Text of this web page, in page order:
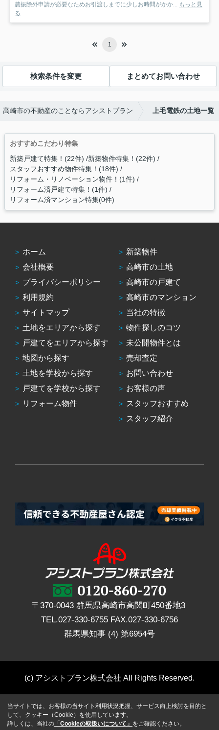
農振除外申請が必要なためお引渡しまでに少しお時間がかか...
もっと見
る
1
検索条件を変更 まとめてお問い合わせ
高崎市の不動産のことならアシストプラン 上毛電鉄の土地一覧
おすすめこだわり特集
新築戸建て特集！(22件) 新築物件特集！(22件)
スタッフおすすめ物件特集！(18件)
リフォーム・リノベーション物件！(1件)
リフォーム済戸建て特集！(1件)
リフォーム済マンション特集(0件)
ホーム
会社概要
プライバシーポリシー
利用規約
サイトマップ
土地をエリアから探す
戸建てをエリアから探す
地図から探す
土地を学校から探す
戸建てを学校から探す
リフォーム物件
新築物件
高崎市の土地
高崎市の戸建て
高崎市のマンション
当社の特徴
物件探しのコツ
未公開物件とは
売却査定
お問い合わせ
お客様の声
スタッフおすすめ
スタッフ紹介
〒370-0043 群馬県高崎市高関町450番地3
TEL.027-330-6755 FAX.027-330-6756
群馬県知事 (4) 第6954号
(c) アシストプラン株式会社 All Rights Reserved.
当サイトでは、お客様の当サイト利用状況把握、サービス向上検討を目的と
して、クッキー（Cookie）を使用しています。
詳しくは、当社の 「Cookieの取扱いについて」 をご確認ください。